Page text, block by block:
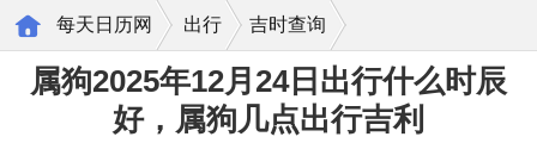
每天日历网 出行 吉时查询
属狗2025年12月24日出行什么时辰
好，属狗几点出行吉利